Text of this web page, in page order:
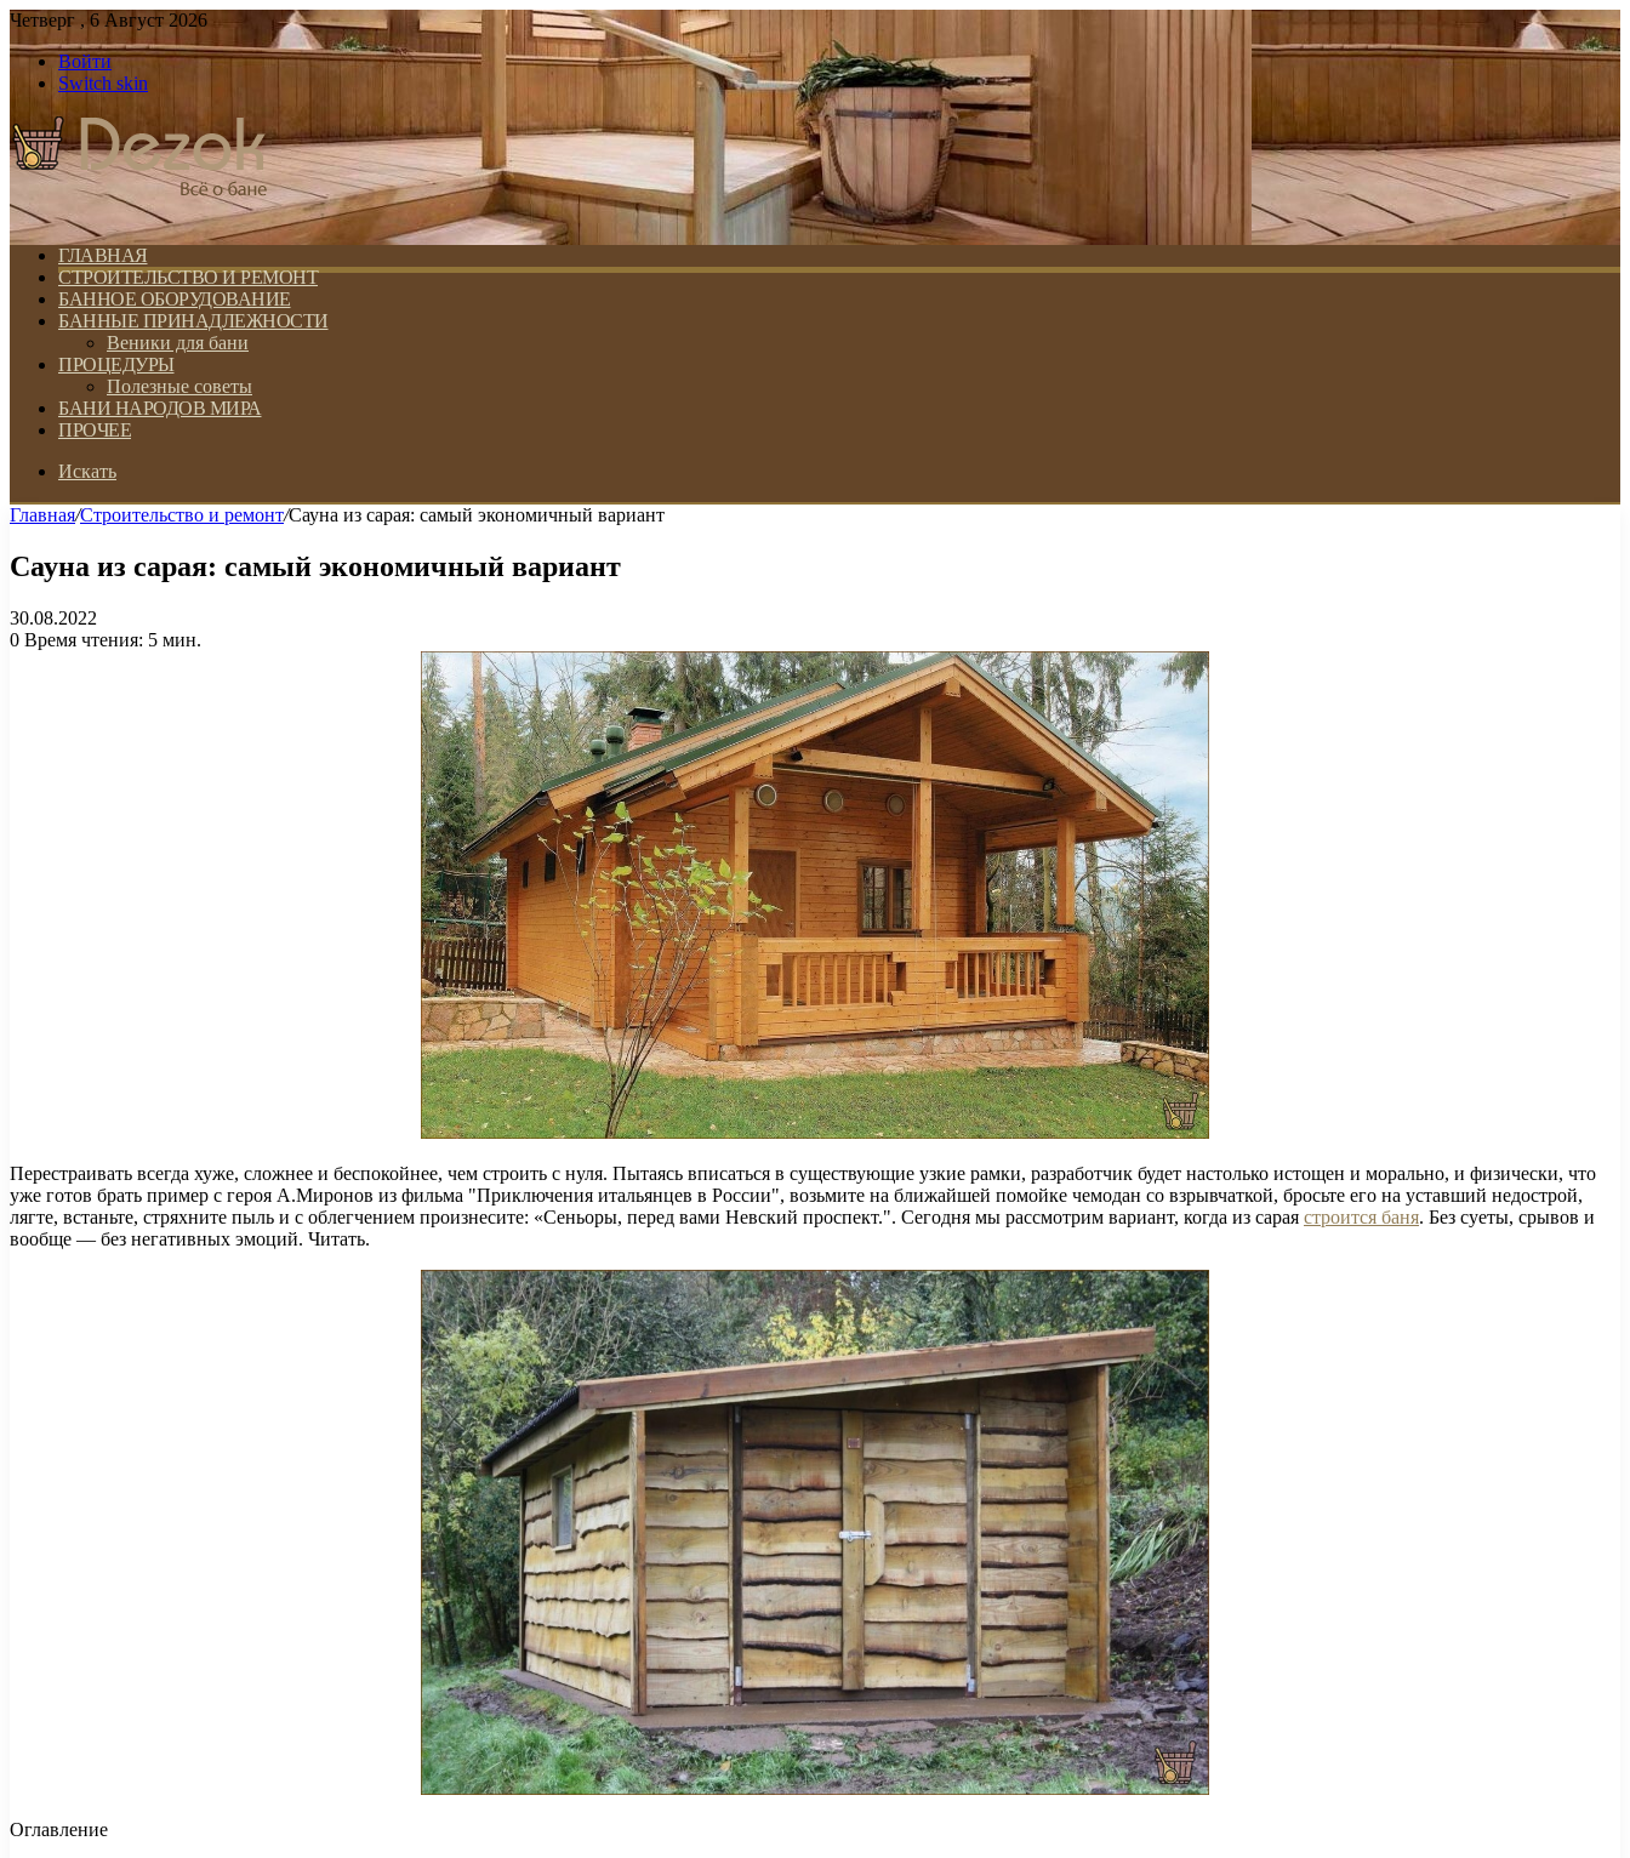
Четверг , 6 Август 2026
Войти
Switch skin
ГЛАВНАЯ
СТРОИТЕЛЬСТВО И РЕМОНТ
БАННОЕ ОБОРУДОВАНИЕ
БАННЫЕ ПРИНАДЛЕЖНОСТИ
Веники для бани
ПРОЦЕДУРЫ
Полезные советы
БАНИ НАРОДОВ МИРА
ПРОЧЕЕ
Искать
Главная/Строительство и ремонт/Сауна из сарая: самый экономичный вариант
Сауна из сарая: самый экономичный вариант
30.08.2022
0 Время чтения: 5 мин.
Перестраивать всегда хуже, сложнее и беспокойнее, чем строить с нуля. Пытаясь вписаться в существующие узкие рамки, разработчик будет настолько истощен и морально, и физически, что
уже готов брать пример с героя А.Миронов из фильма "Приключения итальянцев в России", возьмите на ближайшей помойке чемодан со взрывчаткой, бросьте его на уставший недострой,
лягте, встаньте, стряхните пыль и с облегчением произнесите: «Сеньоры, перед вами Невский проспект.". Сегодня мы рассмотрим вариант, когда из сарая строится баня. Без суеты, срывов и
вообще — без негативных эмоций. Читать.
Оглавление